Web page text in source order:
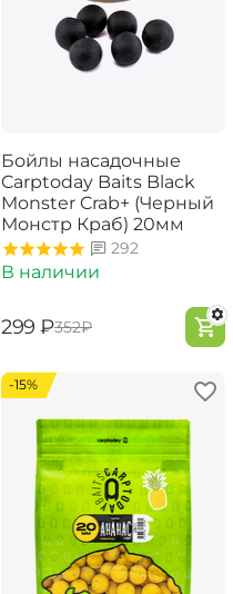
Бойлы насадочные
Carptoday Baits Black
Monster Crab+ (Черный
Монстр Краб) 20мм
292
В наличии
‍299‍ ₽‍352‍₽
-15%